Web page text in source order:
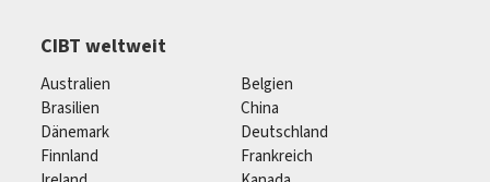
CIBT weltweit
Australien
Belgien
Brasilien
China
Dänemark
Deutschland
Finnland
Frankreich